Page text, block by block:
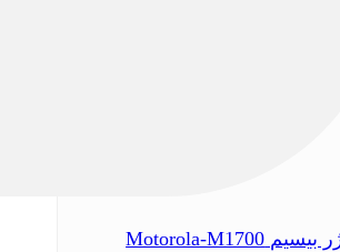
شارژر بیسیم Motorola-M1700